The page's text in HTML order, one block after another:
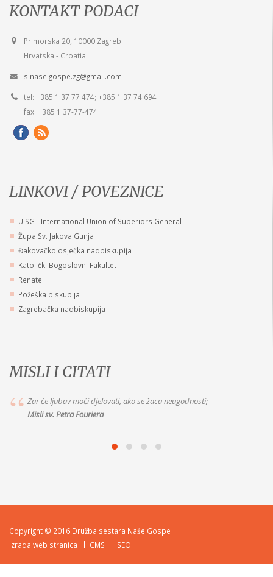
KONTAKT PODACI
Primorska 20, 10000 Zagreb
Hrvatska - Croatia
s.nase.gospe.zg@gmail.com
tel: +385 1 37 77 474; +385 1 37 74 694
fax: +385 1 37-77-474
LINKOVI / POVEZNICE
UISG - International Union of Superiors General
Župa Sv. Jakova Gunja
Đakovačko osječka nadbiskupija
Katolički Bogoslovni Fakultet
Renate
Požeška biskupija
Zagrebačka nadbiskupija
MISLI I CITATI
Zar će ljubav moći djelovati, ako se žaca neugodnosti;
Misli sv. Petra Fouriera
Copyright © 2016 Družba sestara Naše Gospe
Izrada web stranica
CMS SEO